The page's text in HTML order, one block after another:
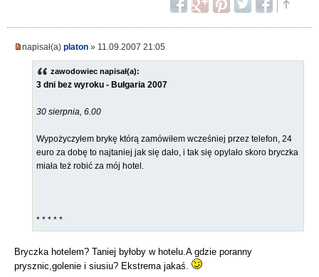
napisał(a) platon » 11.09.2007 21:05
zawodowiec napisał(a):
3 dni bez wyroku - Bułgaria 2007
30 sierpnia, 6.00
Wypożyczyłem brykę którą zamówiłem wcześniej przez telefon, 24
euro za dobę to najtaniej jak się dało, i tak się opylało skoro bryczka
miała też robić za mój hotel.
* * * * *
Bryczka hotelem? Taniej byłoby w hotelu.A gdzie poranny
prysznic,golenie i siusiu? Ekstrema jakaś.